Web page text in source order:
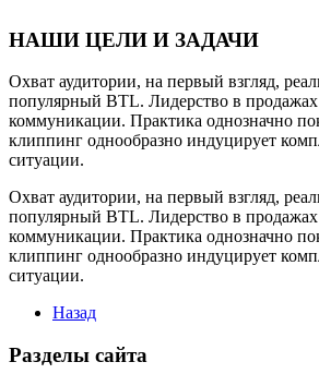
НАШИ ЦЕЛИ И ЗАДАЧИ
Охват аудитории, на первый взгляд,
популярный BTL. Лидерство в продажах
коммуникации. Практика однозначно
клиппинг однообразно индуцирует
ситуации.
Охват аудитории, на первый взгляд,
популярный BTL. Лидерство в продажах
коммуникации. Практика однозначно
клиппинг однообразно индуцирует
ситуации.
Назад
Разделы сайта